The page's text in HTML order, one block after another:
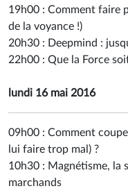
19h00 : Comment faire
de la voyance !)
20h30 : Deepmind :
22h00 : Que la Force
lundi 16 mai 2016
09h00 : Comment
lui faire trop mal) ?
10h30 : Magnétisme, la
marchands